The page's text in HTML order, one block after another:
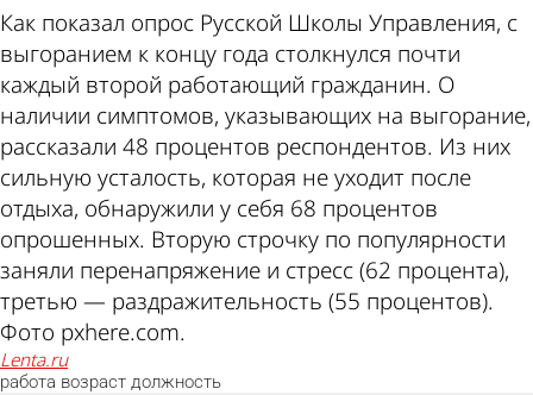
Как показал опрос Русской Школы Управления, с
выгоранием к концу года столкнулся почти
каждый второй работающий гражданин. О
наличии симптомов, указывающих на выгорание,
рассказали 48 процентов респондентов. Из них
сильную усталость, которая не уходит после
отдыха, обнаружили у себя 68 процентов
опрошенных. Вторую строчку по популярности
заняли перенапряжение и стресс (62 процента),
третью — раздражительность (55 процентов).
Фото pxhere.com.
lenta.ru
работа возраст должность